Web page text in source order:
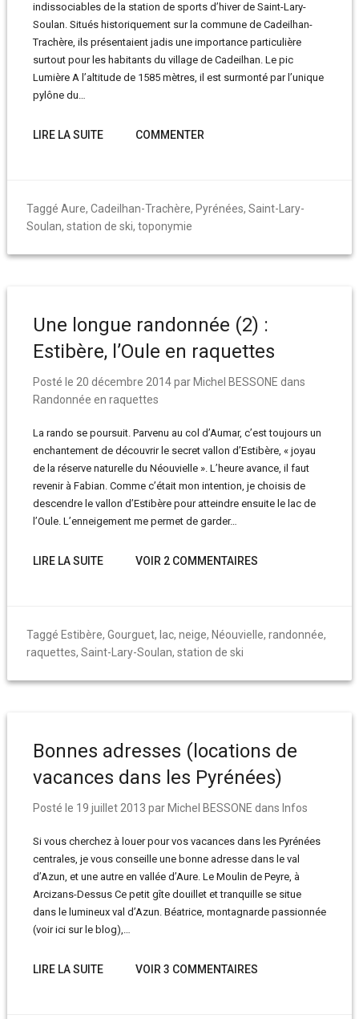
indissociables de la station de sports d’hiver de Saint-Lary-
Soulan. Situés historiquement sur la commune de Cadeilhan-
Trachère, ils présentaient jadis une importance particulière
surtout pour les habitants du village de Cadeilhan. Le pic
Lumière A l’altitude de 1585 mètres, il est surmonté par l’unique
pylône du…
LIRE LA SUITE COMMENTER
Taggé Aure, Cadeilhan-Trachère, Pyrénées, Saint-Lary-
Soulan, station de ski, toponymie
Une longue randonnée (2) :
Estibère, l’Oule en raquettes
Posté le 20 décembre 2014par Michel BESSONE dans
Randonnée en raquettes
La rando se poursuit. Parvenu au col d’Aumar, c’est toujours un
enchantement de découvrir le secret vallon d’Estibère, « joyau
de la réserve naturelle du Néouvielle ». L’heure avance, il faut
revenir à Fabian. Comme c’était mon intention, je choisis de
descendre le vallon d’Estibère pour atteindre ensuite le lac de
l’Oule. L’enneigement me permet de garder…
LIRE LA SUITE VOIR 2 COMMENTAIRES
Taggé Estibère, Gourguet, lac, neige, Néouvielle, randonnée,
raquettes, Saint-Lary-Soulan, station de ski
Bonnes adresses (locations de
vacances dans les Pyrénées)
Posté le 19 juillet 2013 par Michel BESSONE dans Infos
Si vous cherchez à louer pour vos vacances dans les Pyrénées
centrales, je vous conseille une bonne adresse dans le val
d’Azun, et une autre en vallée d’Aure. Le Moulin de Peyre, à
Arcizans-Dessus Ce petit gîte douillet et tranquille se situe
dans le lumineux val d’Azun. Béatrice, montagnarde passionnée
(voir ici sur le blog),…
LIRE LA SUITE VOIR 3 COMMENTAIRES